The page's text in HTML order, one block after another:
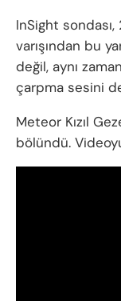
InSight sondası,
varışından bu
değil, aynı
çarpma sesini
Meteor Kızıl
bölündü.